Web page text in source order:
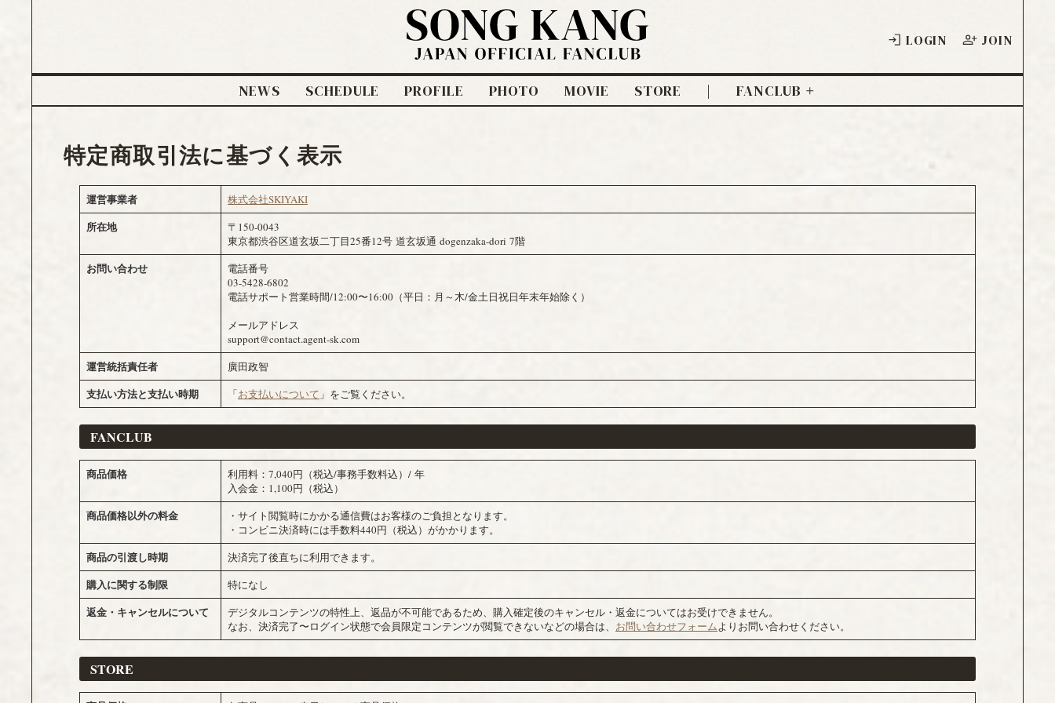
LOGIN JOIN
NEWS SCHEDULE PROFILE PHOTO MOVIE STORE FANCLUB
特定商取引法に基づく表示
運営事業者 株式会社SKIYAKI
所在地
〒150-0043
東京都渋谷区道玄坂二丁目25番12号 道玄坂通 dogenzaka-dori 7階
お問い合わせ
電話番号
03-5428-6802
電話サポート営業時間/12:00〜16:00（平日：月～木/金土日祝日年末年始除く）
メールアドレス
support@contact.agent-sk.com
運営統括責任者 廣田政智
支払い方法と支払い時期 「お支払いについて 」をご覧ください。
FANCLUB
商品価格
利用料：7,040円（税込/事務手数料込）/ 年
入会金：1,100円（税込）
商品価格以外の料金
・サイト閲覧時にかかる通信費はお客様のご負担となります。
・コンビニ決済時には手数料440円（税込）がかかります。
商品の引渡し時期 決済完了後直ちに利用できます。
購入に関する制限 特になし
返金・キャンセルについて
デジタルコンテンツの特性上、返品が不可能であるため、購入確定後のキャンセル・返金についてはお受けできません。
なお、決済完了〜ログイン状態で会員限定コンテンツが閲覧できないなどの場合は、 お問い合わせフォームよりお問い合わせください。
STORE